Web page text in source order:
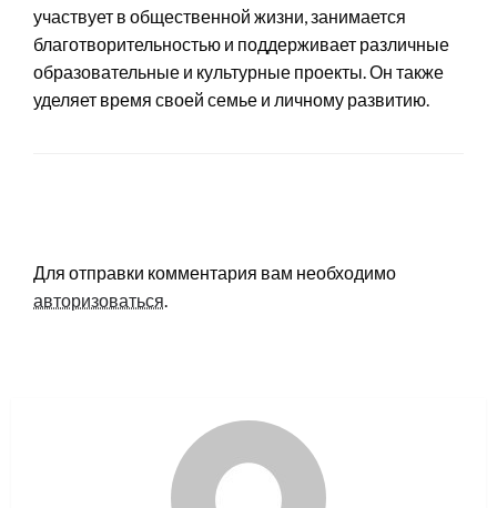
участвует в общественной жизни, занимается
благотворительностью и поддерживает различные
образовательные и культурные проекты. Он также
уделяет время своей семье и личному развитию.
Для отправки комментария вам необходимо
авторизоваться.